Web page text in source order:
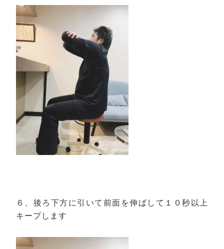
６、後ろ下方に引いて前面を伸ばして１０秒以上
キープします